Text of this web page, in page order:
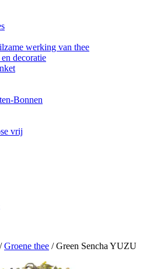
werking van thee
decoratie
Bonnen
vrij
/Groene thee / Green Sencha YUZU